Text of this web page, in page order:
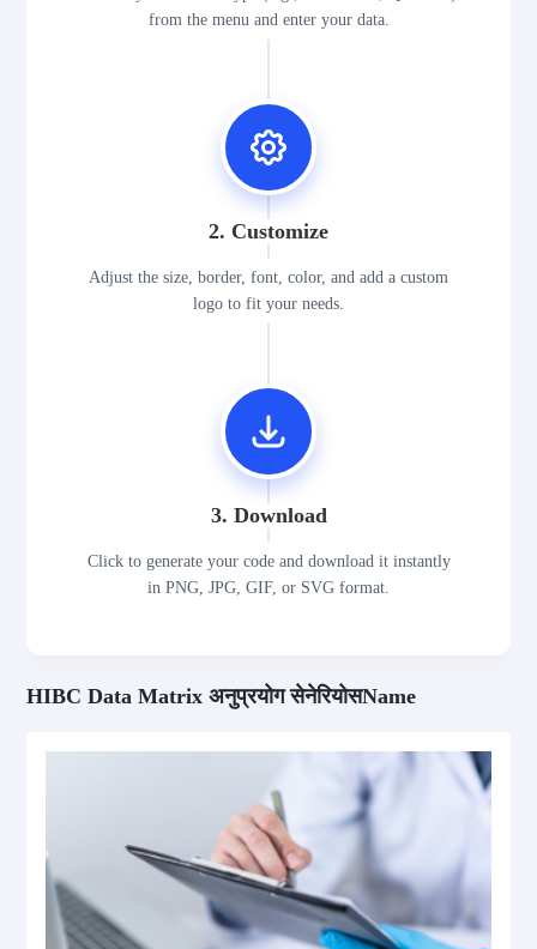
from the menu and enter your data.
2. Customize
Adjust the size, border, font, color, and add a custom
logo to fit your needs.
3. Download
Click to generate your code and download it instantly
in PNG, JPG, GIF, or SVG format.
HIBC Data Matrix अनुप्रयोग सेनेरियोसName